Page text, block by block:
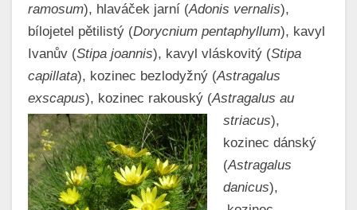
ramosum), hlaváček jarní (Adonis vernalis),
bílojetel pětilistý (Dorycnium pentaphyllum), kavyl
Ivanův (Stipa joannis), kavyl vláskovitý (Stipa
capillata), kozinec bezlodyžný (Astragalus
exscapus), kozinec rakouský (Astragalus au
striacus),
kozinec dánský
(Astragalus
danicus),